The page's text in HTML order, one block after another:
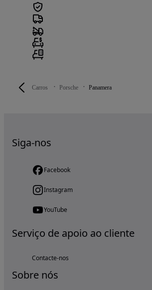
Carros Porsche Panamera
Siga-nos
Facebook
Instagram
YouTube
Serviço de apoio ao cliente
Contacte-nos
Sobre nós